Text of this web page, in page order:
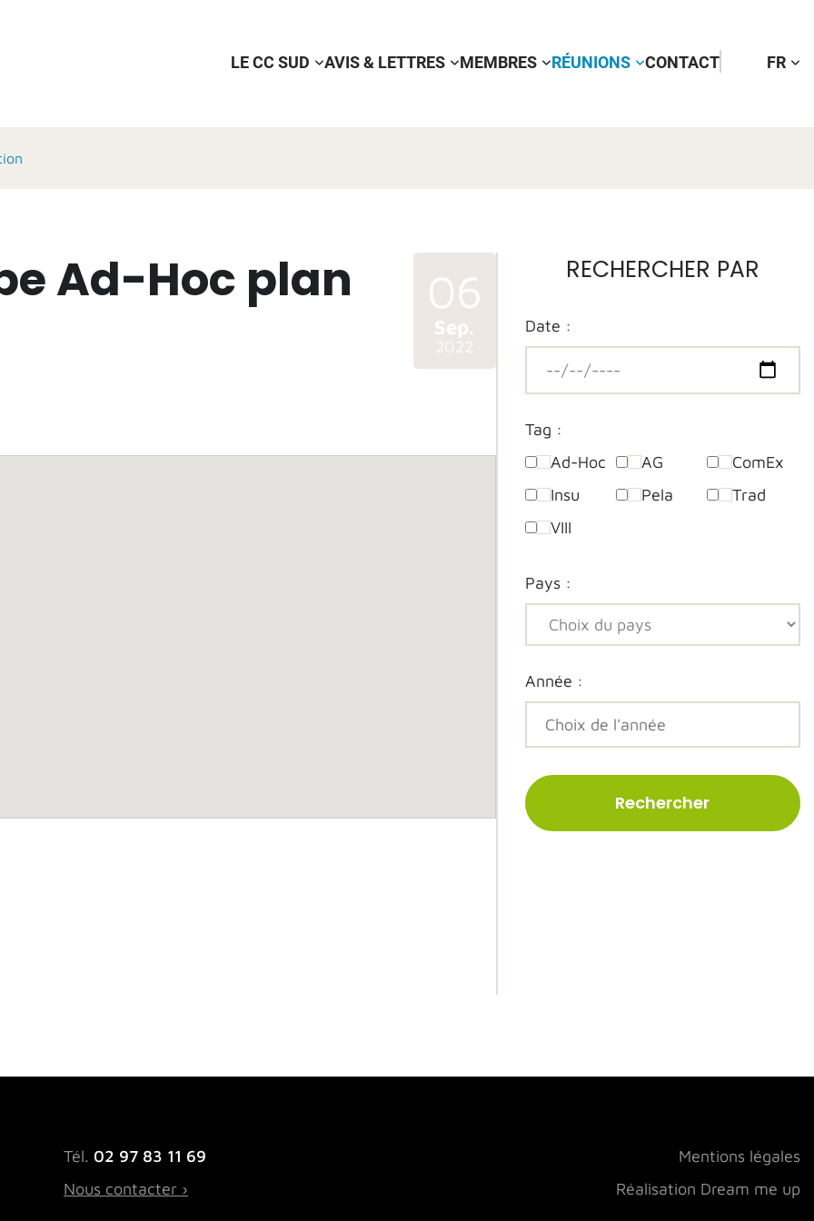
LE CC SUD AVIS & LETTRES MEMBRES RÉUNIONS CONTACT FR
Ad-Hoc plan
06
Sep.
2022
RECHERCHER PAR
Date :
Tag :
Ad-Hoc
AG
ComEx
Insu
Pela
Trad
VIII
Pays :
Année :
Rechercher
Tél. 02 97 83 11 69
Nous contacter ›
Mentions légales
Réalisation Dream me up